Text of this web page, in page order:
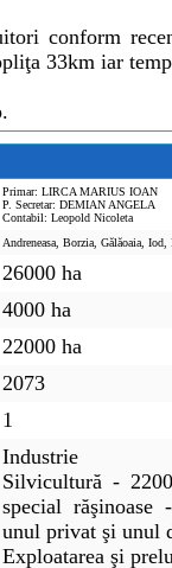
conform
33km iar
Primar: LIRCA MARIUS IOAN
P. Secretar: DEMIAN ANGELA
Contabil: Leopold Nicoleta
Andreneasa, Borzia, Gălăoaia, Iod,
26000 ha
4000 ha
22000 ha
2073
1
Industrie
Silvicultură -
special
unul privat şi unul
Exploatarea şi